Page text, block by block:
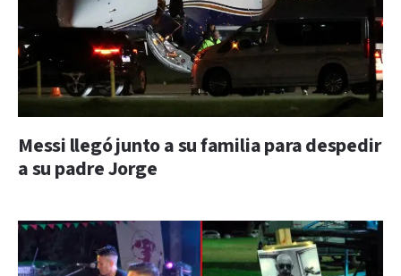
Messi llegó junto a su familia para despedir
a su padre Jorge